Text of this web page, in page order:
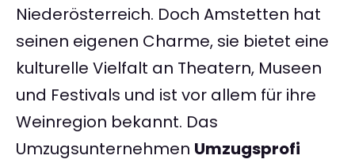
Niederösterreich. Doch Amstetten hat
seinen eigenen Charme, sie bietet eine
kulturelle Vielfalt an Theatern, Museen
und Festivals und ist vor allem für ihre
Weinregion bekannt. Das
Umzugsunternehmen Umzugsprofi